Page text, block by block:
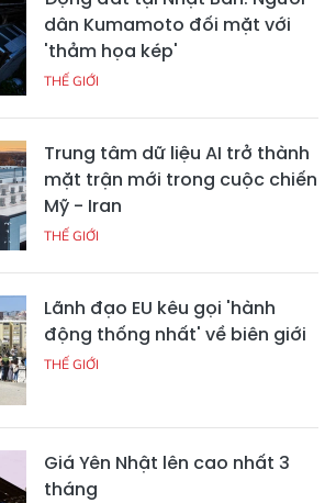
dân Kumamoto đối mặt với
'thảm họa kép'
THẾ GIỚI
Trung tâm dữ liệu AI trở thành
mặt trận mới trong cuộc chiến
Mỹ - Iran
THẾ GIỚI
Lãnh đạo EU kêu gọi 'hành
động thống nhất' về biên giới
THẾ GIỚI
Giá Yên Nhật lên cao nhất 3
tháng